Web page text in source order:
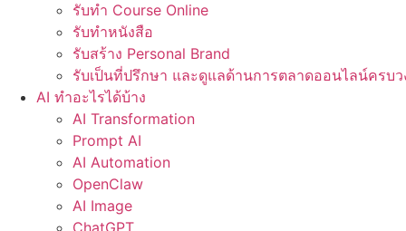
รับทำ Course Online
รับทำหนังสือ
รับสร้าง Personal Brand
รับเป็นที่ปรึกษา และดูแลด้านการตลาดออนไลน์ครบว
AI ทำอะไรได้บ้าง
AI Transformation
Prompt AI
AI Automation
OpenClaw
AI Image
ChatGPT